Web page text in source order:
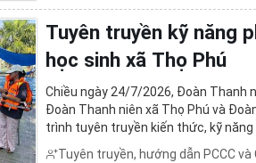
Tuyên truyền kỹ năng
học sinh xã Thọ Phú
Chiều ngày 24/7/2026, Đoàn Thanh
Đoàn Thanh niên xã Thọ Phú và
trình tuyên truyền kiến thức, kỹ
các cấp trên địa bàn trên địa bàn xã
Tuyên truyền, hướng dẫn PCCC và